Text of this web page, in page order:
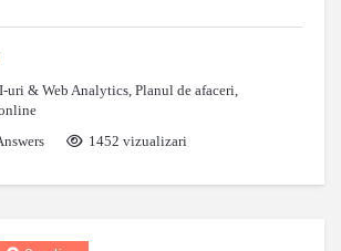
uri & Web Analytics, Planul de afaceri,
1452 vizualizari